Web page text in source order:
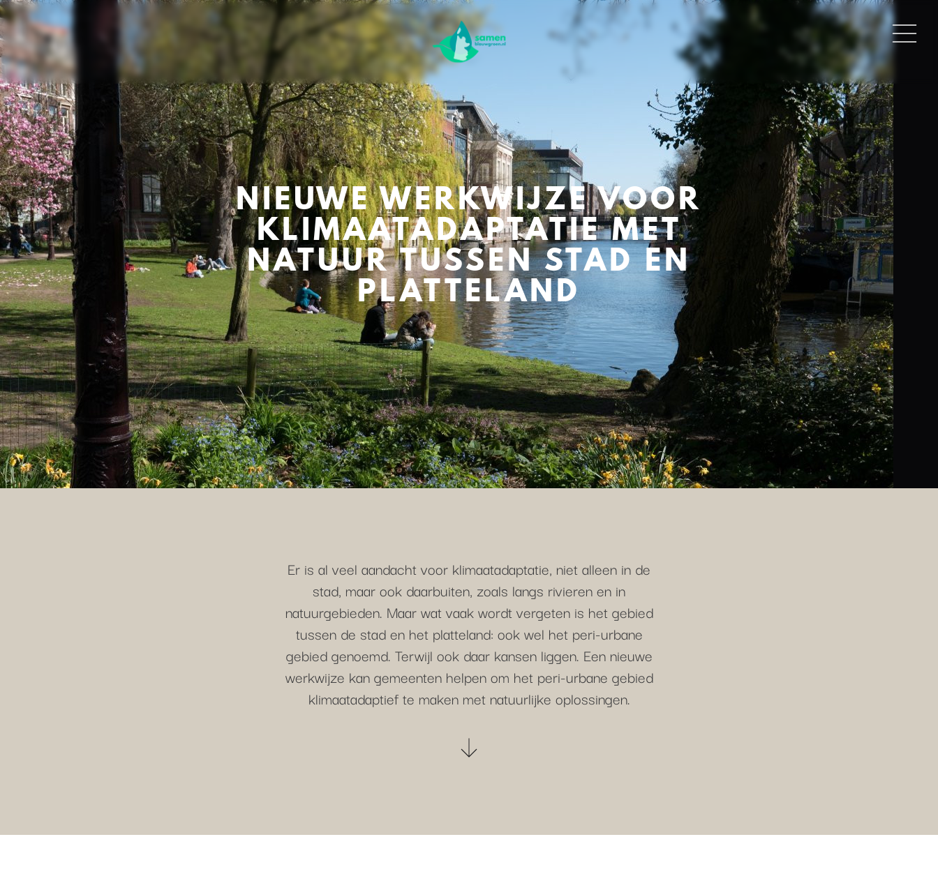
NIEUWE WERKWIJZE VOOR
KLIMAATADAPTATIE MET
NATUUR TUSSEN STAD EN
PLATTELAND
Er is al veel aandacht voor klimaatadaptatie, niet alleen in de
stad, maar ook daarbuiten, zoals langs rivieren en in
natuurgebieden. Maar wat vaak wordt vergeten is het gebied
tussen de stad en het platteland: ook wel het peri-urbane
gebied genoemd. Terwijl ook daar kansen liggen. Een nieuwe
werkwijze kan gemeenten helpen om het peri-urbane gebied
klimaatadaptief te maken met natuurlijke oplossingen.